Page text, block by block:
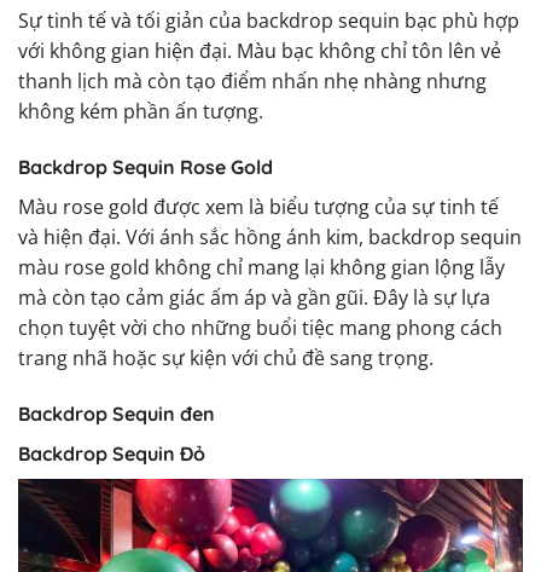
Sự tinh tế và tối giản của backdrop sequin bạc phù hợp
với không gian hiện đại. Màu bạc không chỉ tôn lên vẻ
thanh lịch mà còn tạo điểm nhấn nhẹ nhàng nhưng
không kém phần ấn tượng.
Backdrop Sequin Rose Gold
Màu rose gold được xem là biểu tượng của sự tinh tế
và hiện đại. Với ánh sắc hồng ánh kim, backdrop sequin
màu rose gold không chỉ mang lại không gian lộng lẫy
mà còn tạo cảm giác ấm áp và gần gũi. Đây là sự lựa
chọn tuyệt vời cho những buổi tiệc mang phong cách
trang nhã hoặc sự kiện với chủ đề sang trọng.
Backdrop Sequin đen
Backdrop Sequin Đỏ